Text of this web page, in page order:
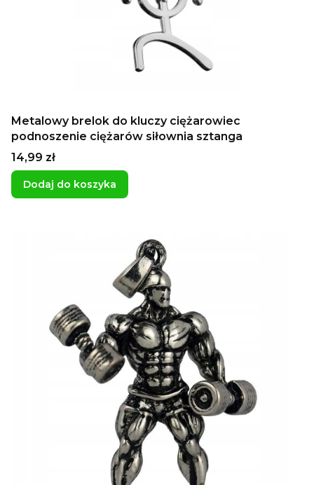
Metalowy brelok do kluczy ciężarowiec
podnoszenie ciężarów siłownia sztanga
Cena
14,99 zł
Dodaj do koszyka